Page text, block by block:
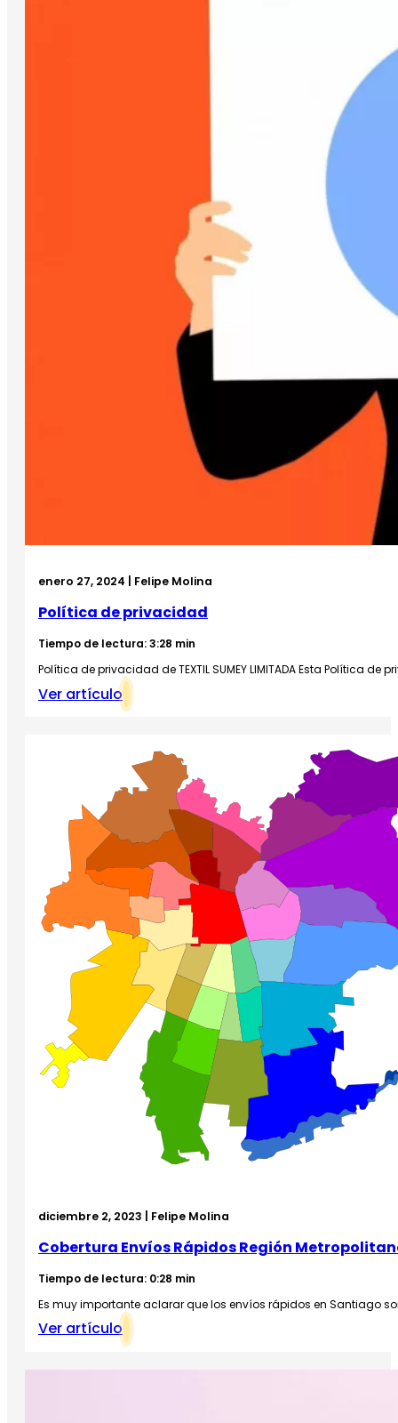
enero 27, 2024 | Felipe Molina
Política de privacidad
Tiempo de lectura: 3:28 min
Política de privacidad de TEXTIL SUMEY LIMITADA Esta Política
Ver artículo
diciembre 2, 2023 | Felipe Molina
Cobertura Envíos Rápidos Región
Tiempo de lectura: 0:28 min
Es muy importante aclarar que los envíos rápidos en Santiago
Ver artículo